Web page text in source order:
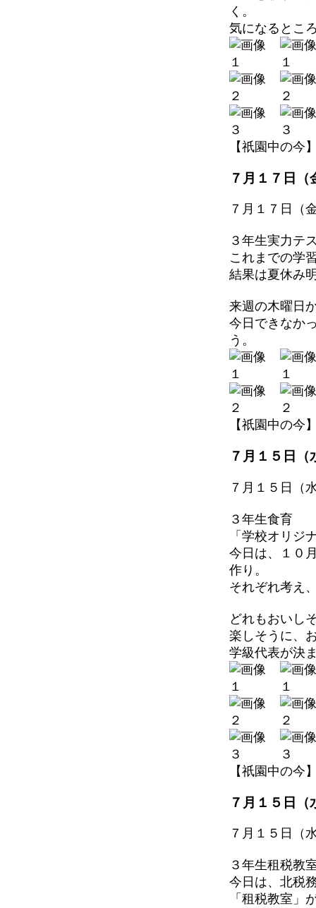
く。
気になるとこ
【祇園中の今
７月１７日
７月１７日（
３年生実力テ
これまでの学
結果は夏休み
来週の木曜日
今日できなか
う。
【祇園中の今
７月１５日
７月１５日（
３年生食育
「学校オリジ
今日は、１０
作り。
それぞれ考え
どれもおいし
楽しそうに、
学級代表が決
【祇園中の今
７月１５日
７月１５日（
３年生租税教
今日は、北税
「租税教室」